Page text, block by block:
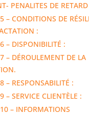
PENALITES DE
– CONDITIONS DE
:
– DISPONIBILITÉ :
– DÉROULEMENT DE LA
– RESPONSABILITÉ :
– SERVICE CLIENTÈLE :
– INFORMATIONS